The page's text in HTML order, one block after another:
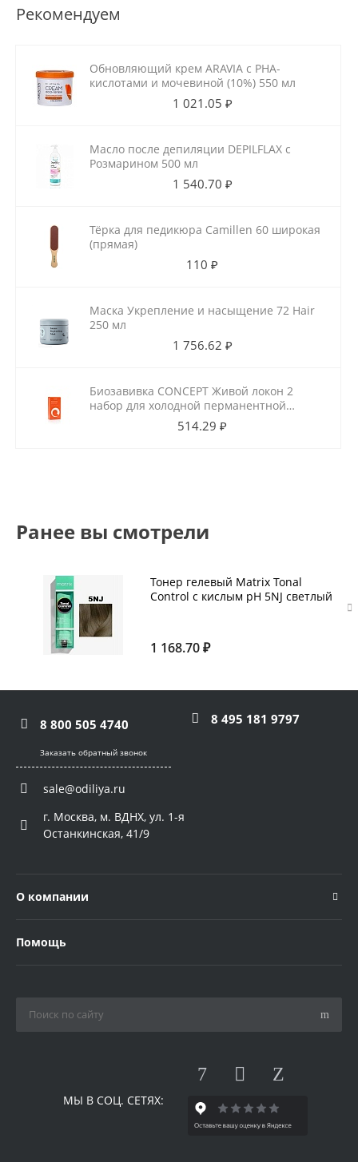
Рекомендуем
Обновляющий крем ARAVIA с РНА-
кислотами и мочевиной (10%) 550 мл
1 021.05 ₽
Масло после депиляции DEPILFLAX с
Розмарином 500 мл
1 540.70 ₽
Тёрка для педикюра Camillen 60 широкая
(прямая)
110 ₽
Маска Укрепление и насыщение 72 Hair
250 мл
1 756.62 ₽
Биозавивка CONCEPT Живой локон 2
набор для холодной перманентной
завивки для ослабленных волос
514.29 ₽
Ранее вы смотрели
Тонер гелевый Matrix Tonal
Control с кислым pH 5NJ светлый
1 168.70 ₽
8 800 505 4740 8 495 181 9797
Заказать обратный звонок
sale@odiliya.ru
г. Москва, м. ВДНХ, ул. 1-я
Останкинская, 41/9
О компании
Помощь
МЫ В СОЦ. СЕТЯХ: